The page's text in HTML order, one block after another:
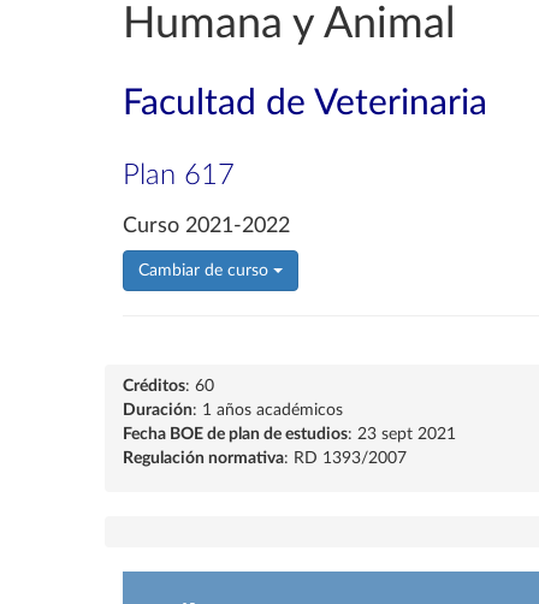
Humana y Animal
Facultad de Veterinaria
Plan 617
Curso 2021-2022
Cambiar de curso
Créditos: 60
Duración: 1 años académicos
Fecha BOE de plan de estudios: 23 sept 2021
Regulación normativa: RD 1393/2007